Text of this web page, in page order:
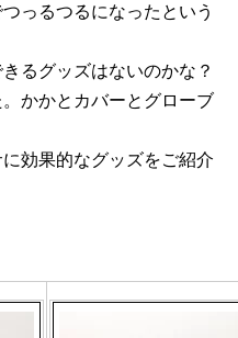
っるつるになったという
るグッズはないのかな？
かかとカバーとグローブ
効果的なグッズをご紹介